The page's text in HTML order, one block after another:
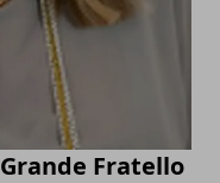
Fratello